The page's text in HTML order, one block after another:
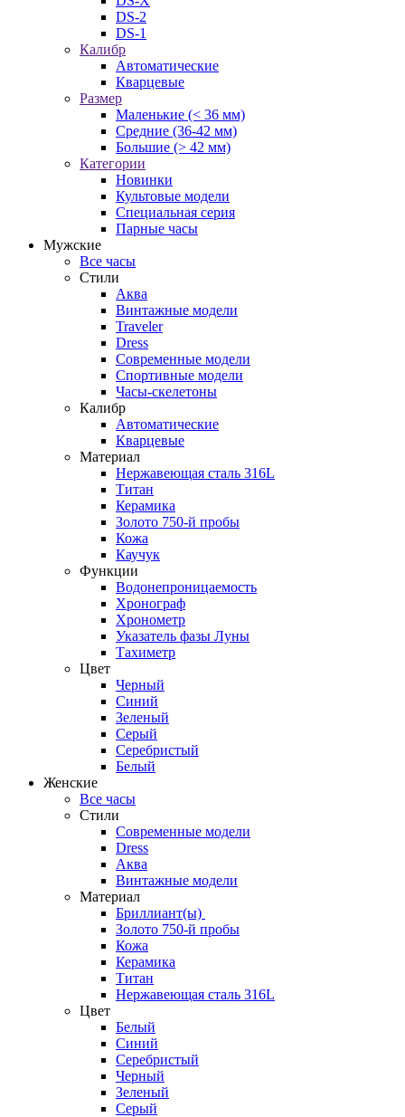
DS-2
DS-1
Калибр
Автоматические
Кварцевые
Размер
Маленькие (< 36 мм)
Средние (36-42 мм)
Большие (> 42 мм)
Категории
Новинки
Культовые модели
Специальная серия
Парные часы
Мужские
Все часы
Стили
Аква
Винтажные модели
Traveler
Dress
Современные модели
Спортивные модели
Часы-скелетоны
Калибр
Автоматические
Кварцевые
Материал
Нержавеющая сталь 316L
Титан
Керамика
Золото 750-й пробы
Кожа
Каучук
Функции
Водонепроницаемость
Хронограф
Хронометр
Указатель фазы Луны
Тахиметр
Цвет
Черный
Синий
Зеленый
Серый
Серебристый
Белый
Женские
Все часы
Стили
Современные модели
Dress
Аква
Винтажные модели
Материал
Бриллиант(ы)
Золото 750-й пробы
Кожа
Керамика
Титан
Нержавеющая сталь 316L
Цвет
Белый
Синий
Серебристый
Черный
Зеленый
Серый